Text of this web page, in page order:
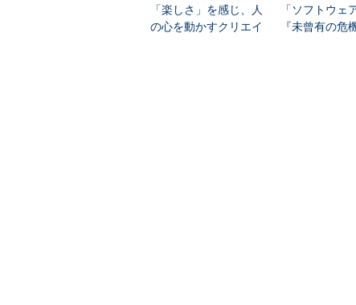
「楽しさ」を感じ、人
の心を動かすクリエイ
「ソフトウェ
『未曾有の危